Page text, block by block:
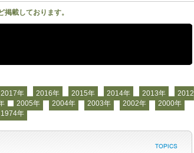
載しております。
2017年 2016年 2015年 2014年 2013年
2012
2005年 2004年 2003年 2002年
2000年
1974年